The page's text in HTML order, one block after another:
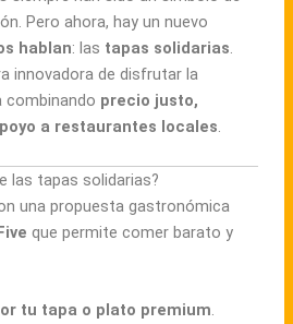
Pero ahora, hay un nuevo
hablan: las tapas solidarias.
innovadora de disfrutar la
combinando precio justo,
a restaurantes locales.
las tapas solidarias?
una propuesta gastronómica
que permite comer barato y
tu tapa o plato premium.